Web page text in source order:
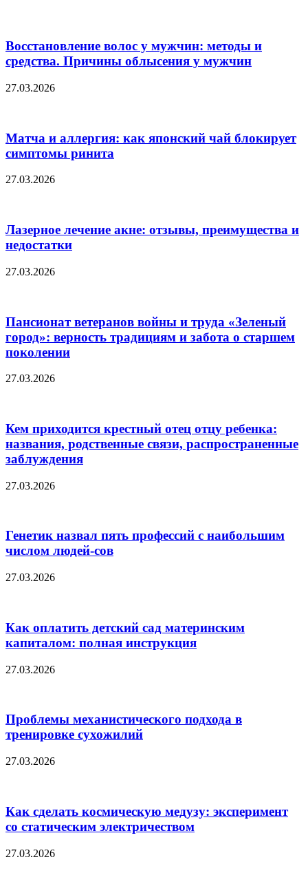
Восстановление волос у мужчин: методы и
средства. Причины облысения у мужчин
27.03.2026
Матча и аллергия: как японский чай блокирует
симптомы ринита
27.03.2026
Лазерное лечение акне: отзывы, преимущества и
недостатки
27.03.2026
Пансионат ветеранов войны и труда «Зеленый
город»: верность традициям и забота о старшем
поколении
27.03.2026
Кем приходится крестный отец отцу ребенка:
названия, родственные связи, распространенные
заблуждения
27.03.2026
Генетик назвал пять профессий с наибольшим
числом людей-сов
27.03.2026
Как оплатить детский сад материнским
капиталом: полная инструкция
27.03.2026
Проблемы механистического подхода в
тренировке сухожилий
27.03.2026
Как сделать космическую медузу: эксперимент
со статическим электричеством
27.03.2026